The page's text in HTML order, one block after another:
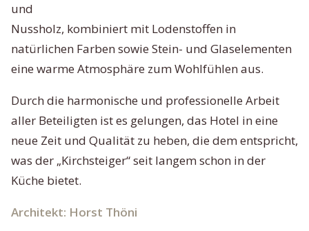
und
Nussholz, kombiniert mit Lodenstoffen in
natürlichen Farben sowie Stein- und Glaselementen
eine warme Atmosphäre zum Wohlfühlen aus.
Durch die harmonische und professionelle Arbeit
aller Beteiligten ist es gelungen, das Hotel in eine
neue Zeit und Qualität zu heben, die dem entspricht,
was der „Kirchsteiger“ seit langem schon in der
Küche bietet.
Architekt: Horst Thöni